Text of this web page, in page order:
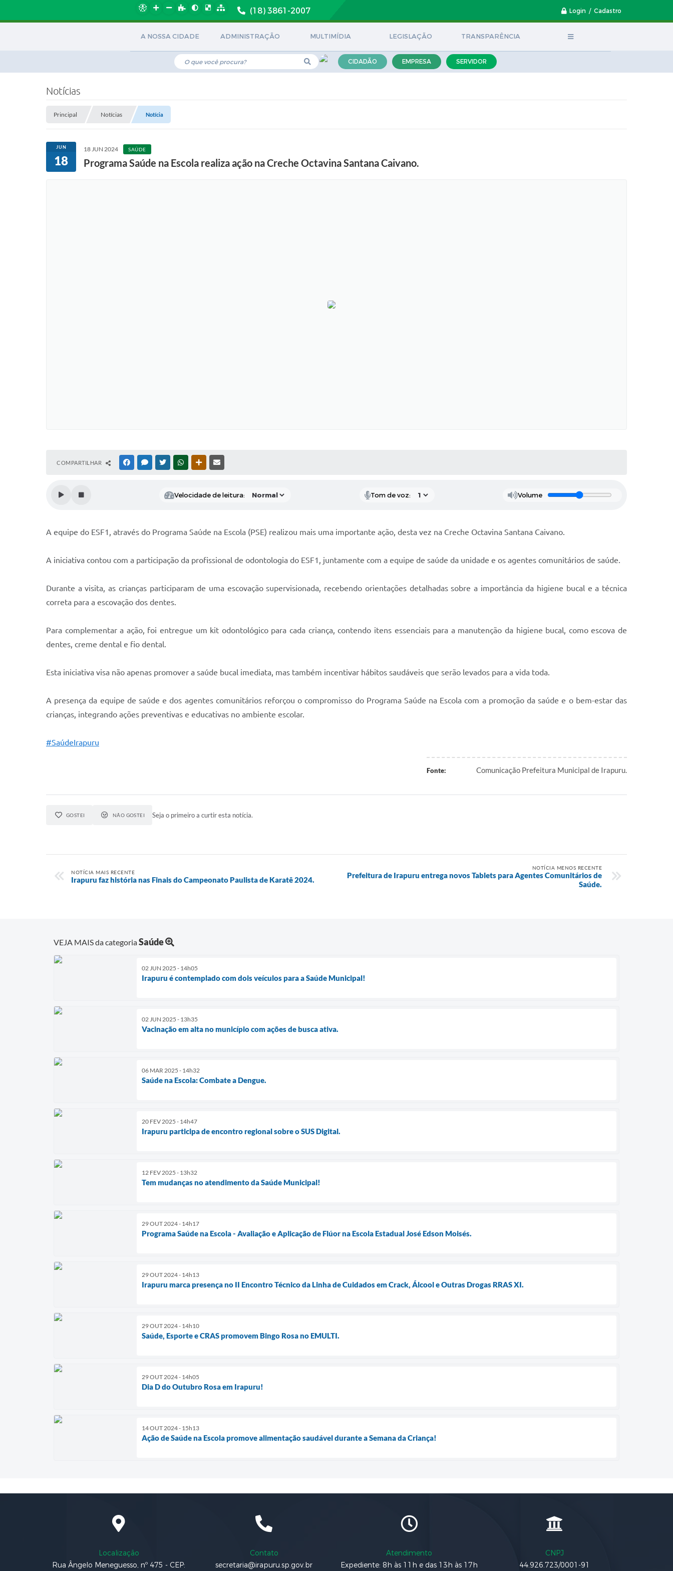
Login / Cadastro
(18) 3861-2007
A NOSSA CIDADE ADMINISTRAÇÃO MULTIMÍDIA LEGISLAÇÃO TRANSPARÊNCIA
CIDADÃO EMPRESA SERVIDOR
Notícias
Principal Notícias Notícia
JUN
18
18 JUN 2024 SAÚDE
Programa Saúde na Escola realiza ação na Creche Octavina Santana Caivano.
COMPARTILHAR FACEBOOKMESSENGER
TWITTERWHATSAPPOUTRAS MÍDIAS
Velocidade de leitura: Tom de voz: Volume
A equipe do ESF1, através do Programa Saúde na Escola (PSE) realizou mais uma importante ação, desta vez na Creche Octavina Santana Caivano.
A iniciativa contou com a participação da profissional de odontologia do ESF1, juntamente com a equipe de saúde da unidade e os agentes comunitários de saúde.
Durante a visita, as crianças participaram de uma escovação supervisionada, recebendo orientações detalhadas sobre a importância da higiene bucal e a técnica
correta para a escovação dos dentes.
Para complementar a ação, foi entregue um kit odontológico para cada criança, contendo itens essenciais para a manutenção da higiene bucal, como escova de
dentes, creme dental e fio dental.
Esta iniciativa visa não apenas promover a saúde bucal imediata, mas também incentivar hábitos saudáveis que serão levados para a vida toda.
A presença da equipe de saúde e dos agentes comunitários reforçou o compromisso do Programa Saúde na Escola com a promoção da saúde e o bem-estar das
crianças, integrando ações preventivas e educativas no ambiente escolar.
#SaúdeIrapuru
Fonte: Comunicação Prefeitura Municipal de Irapuru.
GOSTEI NÃO GOSTEI Seja o primeiro a curtir esta notícia.
NOTÍCIA MAIS RECENTE
Irapuru faz história nas Finais do Campeonato Paulista de Karatê 2024.
NOTÍCIA MENOS RECENTE
Prefeitura de Irapuru entrega novos Tablets para Agentes Comunitários de
Saúde.
VEJA MAIS da categoriaSaúde
02 JUN 2025 - 14h05
Irapuru é contemplado com dois veículos para a Saúde Municipal!
02 JUN 2025 - 13h35
Vacinação em alta no município com ações de busca ativa.
06 MAR 2025 - 14h32
Saúde na Escola: Combate a Dengue.
20 FEV 2025 - 14h47
Irapuru participa de encontro regional sobre o SUS Digital.
12 FEV 2025 - 13h32
Tem mudanças no atendimento da Saúde Municipal!
29 OUT 2024 - 14h17
Programa Saúde na Escola - Avaliação e Aplicação de Flúor na Escola Estadual José Edson Moisés.
29 OUT 2024 - 14h13
Irapuru marca presença no II Encontro Técnico da Linha de Cuidados em Crack, Álcool e Outras Drogas RRAS XI.
29 OUT 2024 - 14h10
Saúde, Esporte e CRAS promovem Bingo Rosa no EMULTI.
29 OUT 2024 - 14h05
Dia D do Outubro Rosa em Irapuru!
14 OUT 2024 - 15h13
Ação de Saúde na Escola promove alimentação saudável durante a Semana da Criança!
Localização
Rua Ângelo Meneguesso, nº 475 - CEP:
Contato
secretaria@irapuru.sp.gov.br
Atendimento
Expediente: 8h às 11h e das 13h às 17h
CNPJ
44.926.723/0001-91